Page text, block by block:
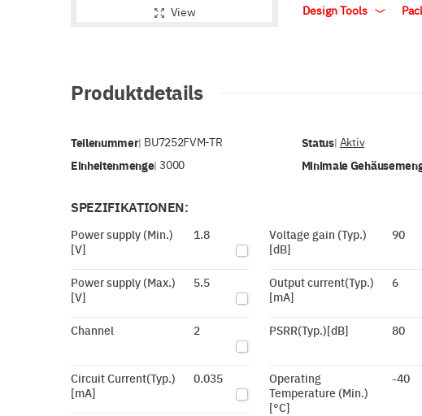
View Design Tools
Produktdetails
Teilenummer| BU7252FVM-TR Status| Aktiv
Einheitenmenge|3000 Minimale
SPEZIFIKATIONEN:
Power supply (Min.)
[V]
1.8
Power supply (Max.)
[V]
5.5
Channel 2
Circuit Current(Typ.)
[mA]
0.035
Voltage gain (Typ.)
[dB]
90
Output current(Typ.)
[mA]
6
PSRR(Typ.)[dB] 80
Operating
Temperature (Min.)
[°C]
-40